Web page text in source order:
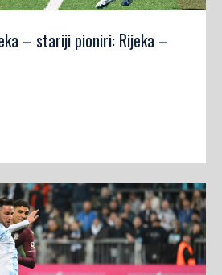
– stariji pioniri: Rijeka –